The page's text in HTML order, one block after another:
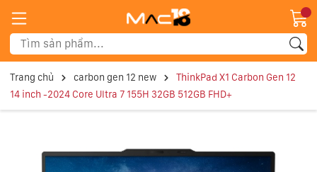
Trang chủ carbon gen 12 new
ThinkPad X1 Carbon Gen 12
14 inch -2024 Core Ultra 7 155H 32GB 512GB FHD+